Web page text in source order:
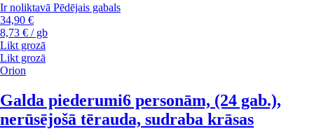
Ir noliktavā Pēdējais gabals
34,90 €
8,73 € / gb
Likt grozā
Likt grozā
Orion
Galda piederumi6 personām, (24 gab.),
nerūsējošā tērauda, sudraba krāsas